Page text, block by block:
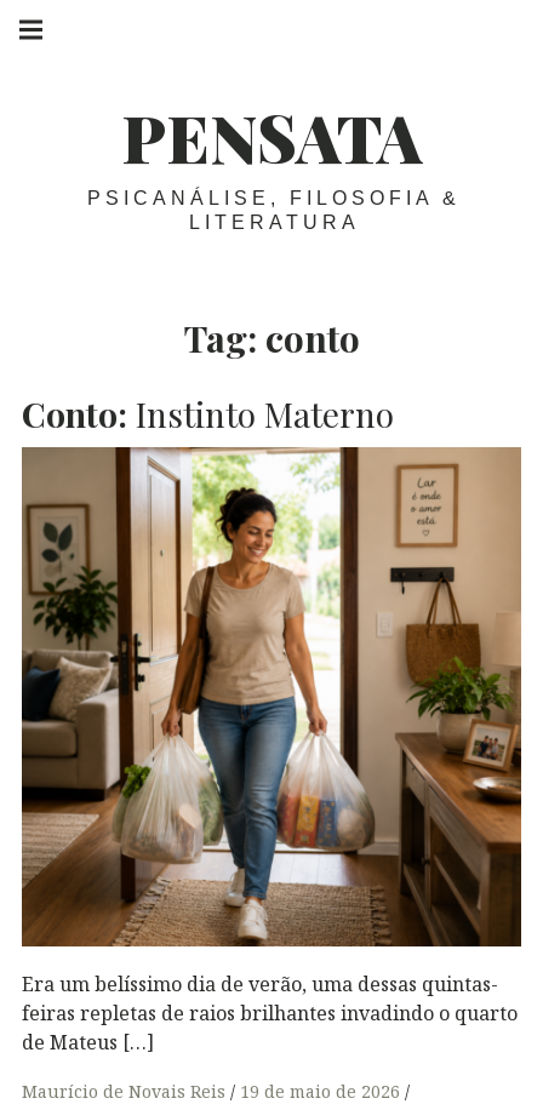
Skip
PENSATA
PSICANÁLISE, FILOSOFIA &
LITERATURA
navigation
Tag: conto
Conto: Instinto Materno
Era um belíssimo dia de verão, uma dessas quintas-
feiras repletas de raios brilhantes invadindo o quarto
de Mateus […]
Maurício de Novais Reis
19 de maio de 2026